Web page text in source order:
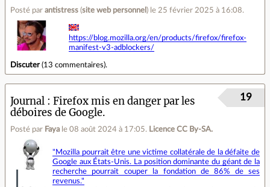
Posté par antistress (site web personnel ) le 25 février 2025 à 16:08.
https://blog.mozilla.org/en/products/firefox/firefox-
manifest-v3-adblockers/
Discuter(13 commentaires).
Journal
Firefox mis en danger par les
déboires de Google.
Posté par Faya le 08 août 2024 à 17:05. Licence CC By‑SA.
19
"Mozilla pourrait être une victime collatérale de la défaite de
Google aux États-Unis. La position dominante du géant de la
recherche pourrait couper la fondation de 86% de ses
revenus."